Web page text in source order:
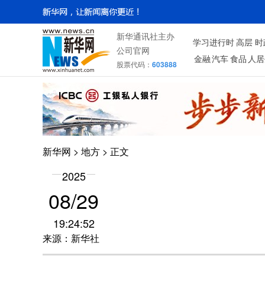
新华通讯社主办
公司官网
股票代码： 603888
学习进行时 高层
金融 汽车 食品 人
新华网 > 地方 > 正文
2025
08/29
19:24:52
来源：新华社